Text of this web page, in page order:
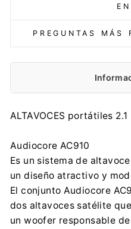
PREGUNTAS MÁS
+48 32
Korfantego 7, 42-
ALTAVOCES portátiles
Audiocore AC910
Es un sistema de
un diseño atractivo y
El conjunto Audiocore
dos altavoces satélite
un woofer responsable